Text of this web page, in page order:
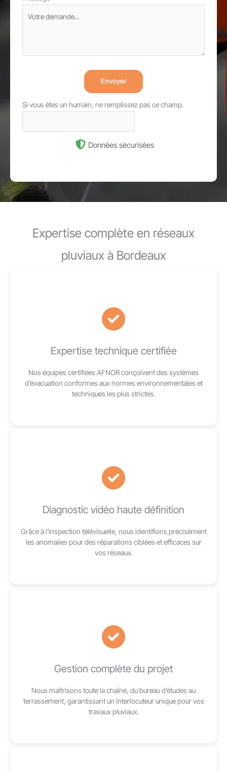
Envoyer
Si vous êtes un humain, ne remplissez pas ce champ.
Données sécurisées
Expertise complète en réseaux
pluviaux à Bordeaux
Expertise technique certifiée
Nos équipes certifiées AFNOR conçoivent des systèmes
d’évacuation conformes aux normes environnementales et
techniques les plus strictes.
Diagnostic vidéo haute définition
Grâce à l’inspection télévisuelle, nous identifions précisément
les anomalies pour des réparations ciblées et efficaces sur
vos réseaux.
Gestion complète du projet
Nous maîtrisons toute la chaîne, du bureau d’études au
terrassement, garantissant un interlocuteur unique pour vos
travaux pluviaux.